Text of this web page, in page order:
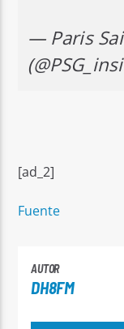
— Paris
[ad_2]
Fuente
AUTOR
DH8FM